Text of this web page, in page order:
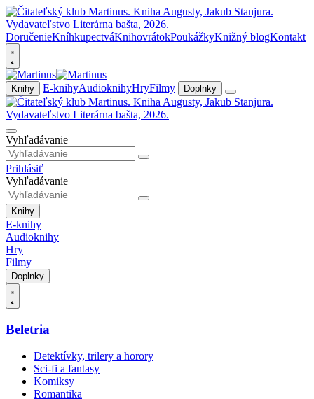
DoručenieKníhkupectváKnihovrátokPoukážkyKnižný blogKontakt
Knihy E-knihyAudioknihyHryFilmy Doplnky
Vyhľadávanie
Prihlásiť
Vyhľadávanie
Knihy
E-knihy
Audioknihy
Hry
Filmy
Doplnky
Beletria
Detektívky, trilery a horory
Sci-fi a fantasy
Komiksy
Romantika